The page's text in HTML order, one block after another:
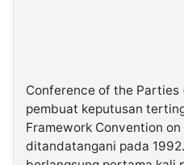
Conference of the Parties
pembuat keputusan
Framework Convention
ditandatangani pada